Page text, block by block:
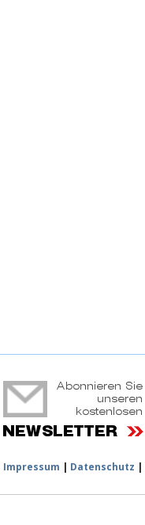
Impressum | Datenschutz |